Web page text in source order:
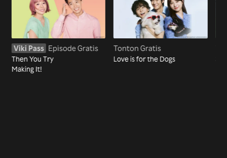
Viki Pass Episode Gratis
Then You Try
Making It!
Tonton Gratis
Love is for the Dogs